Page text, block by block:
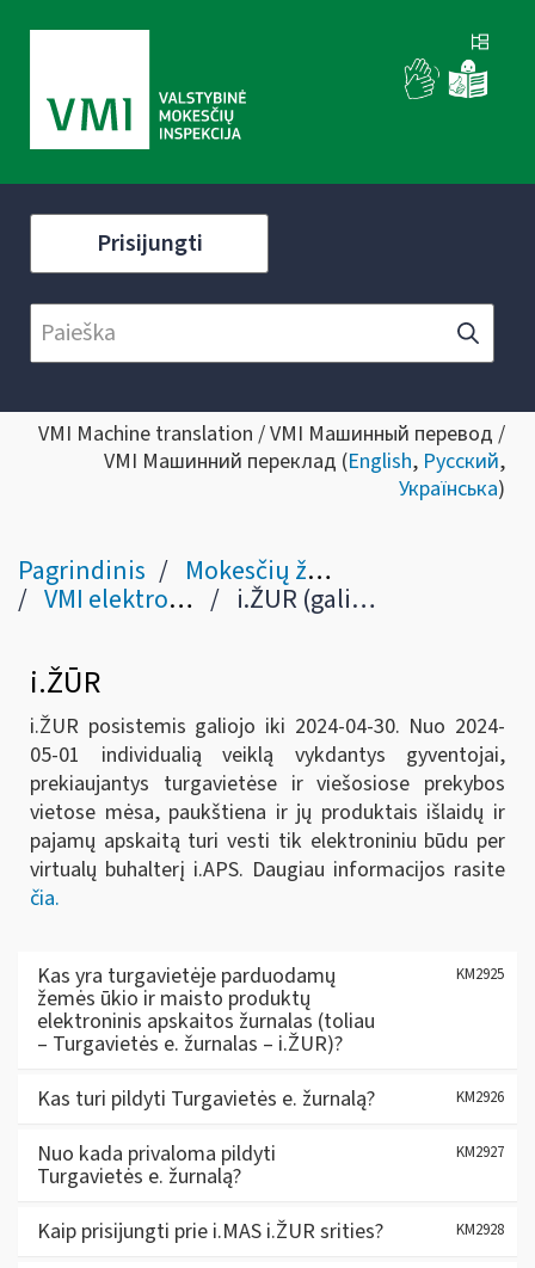
Prisijungti
VMI Machine translation / VMI Машинный перевод /
VMI Машинний переклад (English, Русский,
Українська)
Pagrindinis Mokesčių žinynas
VMI elektroninės sistemos i.ŽUR (galioja iki 2024-04-30)
i.ŽŪR
i.ŽUR posistemis galiojo iki 2024-04-30. Nuo 2024-
05-01 individualią veiklą vykdantys gyventojai,
prekiaujantys turgavietėse ir viešosiose prekybos
vietose mėsa, paukštiena ir jų produktais išlaidų ir
pajamų apskaitą turi vesti tik elektroniniu būdu per
virtualų buhalterį i.APS. Daugiau informacijos rasite
čia.
Kas yra turgavietėje parduodamų
žemės ūkio ir maisto produktų
elektroninis apskaitos žurnalas (toliau
– Turgavietės e. žurnalas – i.ŽUR)?
KM2925
Kas turi pildyti Turgavietės e. žurnalą? KM2926
Nuo kada privaloma pildyti
Turgavietės e. žurnalą?
KM2927
Kaip prisijungti prie i.MAS i.ŽUR srities? KM2928